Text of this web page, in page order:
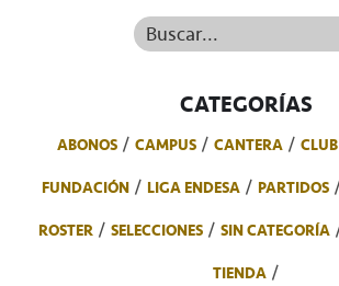
Buscar...
CATEGORÍAS
ABONOS CAMPUS CANTERA CLUB
FUNDACIÓN
LIGA ENDESA PARTIDOS
ROSTER
SELECCIONES SIN CATEGORÍA
TIENDA